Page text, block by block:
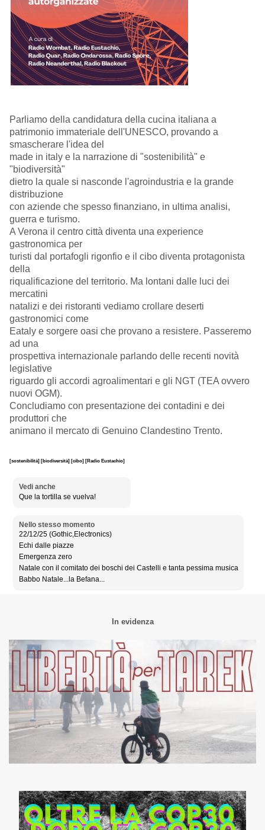
Parliamo della candidatura della cucina italiana a
patrimonio immateriale dell'UNESCO, provando a
smascherare l'idea del
made in italy e la narrazione di "sostenibilità" e
"biodiversità"
dietro la quale si nasconde l'agroindustria e la grande
distribuzione
con aziende che spesso finanziano, in ultima analisi,
guerra e turismo.
A Verona il centro città diventa una experience
gastronomica per
turisti dal portafogli rigonfio e il cibo diventa protagonista
della
riqualificazione del territorio. Ma lontani dalle luci dei
mercatini
natalizi e dei ristoranti vediamo crollare deserti
gastronomici come
Eataly e sorgere oasi che provano a resistere. Passeremo
ad una
prospettiva internazionale parlando delle recenti novità
legislative
riguardo gli accordi agroalimentari e gli NGT (TEA ovvero
nuovi OGM).
Concludiamo con presentazione dei contadini e dei
produttori che
animano il mercato di Genuino Clandestino Trento.
[sostenibilità] [biodiversità] [cibo] [Radio Eustachio]
Vedi anche
Que la tortilla se vuelva!
Nello stesso momento
22/12/25 (Gothic,Electronics)
Echi dalle piazze
Emergenza zero
Natale con il comitato dei boschi dei Castelli e tanta pessima musica
Babbo Natale...la Befana...
In evidenza